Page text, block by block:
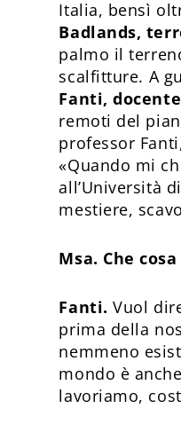
Italia, bensì
Badlands,
palmo il
scalfitture. A
Fanti,
remoti del
professor
«Quando mi
all’Università
mestiere,
Msa. Che
Fanti.Vuol
prima della
nemmeno
mondo è
lavoriamo,